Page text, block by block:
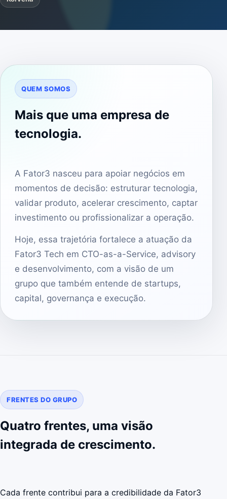
QUEM SOMOS
Mais que uma empresa de
tecnologia.
A Fator3 nasceu para apoiar negócios em
momentos de decisão: estruturar tecnologia,
validar produto, acelerar crescimento, captar
investimento ou profissionalizar a operação.
Hoje, essa trajetória fortalece a atuação da
Fator3 Tech em CTO-as-a-Service, advisory
e desenvolvimento, com a visão de um
grupo que também entende de startups,
capital, governança e execução.
FRENTES DO GRUPO
Quatro frentes, uma visão
integrada de crescimento.
Cada frente contribui para a credibilidade da Fator3